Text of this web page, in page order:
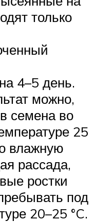
только
4–5 день.
можно,
семена во
25
влажную
рассада,
ростки
под
20–25 °C.